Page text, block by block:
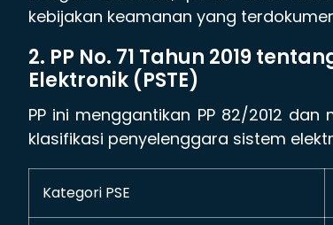
kebijakan keamanan yang
2. PP No. 71 Tahun 2019
Elektronik (PSTE)
PP ini menggantikan PP 82/2012
klasifikasi penyelenggara sistem
Kategori PSE